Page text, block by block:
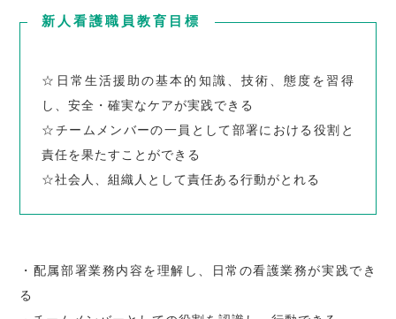
新人看護職員教育目標
☆日常生活援助の基本的知識、技術、態度を習得
し、安全・確実なケアが実践できる
☆チームメンバーの一員として部署における役割と
責任を果たすことができる
☆社会人、組織人として責任ある行動がとれる
・配属部署業務内容を理解し、日常の看護業務が実践でき
る